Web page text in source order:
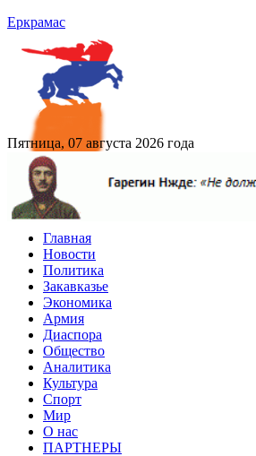
Еркрамас
Пятница, 07 августа 2026 года
Главная
Новости
Политика
Закавказье
Экономика
Армия
Диаспора
Общество
Аналитика
Культура
Спорт
Мир
О нас
ПАРТНЕРЫ